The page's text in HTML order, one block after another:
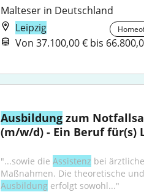
Malteser in Deutschland
Leipzig
Von 37.100,00 € bis
Ausbildung zum
(m/w/d) - Ein Beruf für(s)
"...sowie die Assistenz bei
Ausbildung erfolgt sowohl..."